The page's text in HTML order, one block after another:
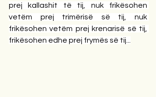
prej kallashit të tij, nuk frikësohen
vetëm prej trimërisë së tij, nuk
frikësohen vetëm prej krenarisë së tij,
frikësohen edhe prej frymës së tij...